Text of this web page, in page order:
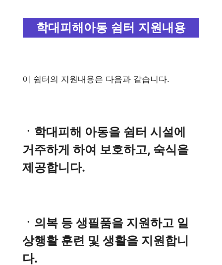
학대피해아동 쉼터 지원내용
이 쉼터의 지원내용은 다음과 같습니다.
ㆍ학대피해 아동을 쉼터 시설에
거주하게 하여 보호하고, 숙식을
제공합니다.
ㆍ의복 등 생필품을 지원하고 일
상행활 훈련 및 생활을 지원합니
다.